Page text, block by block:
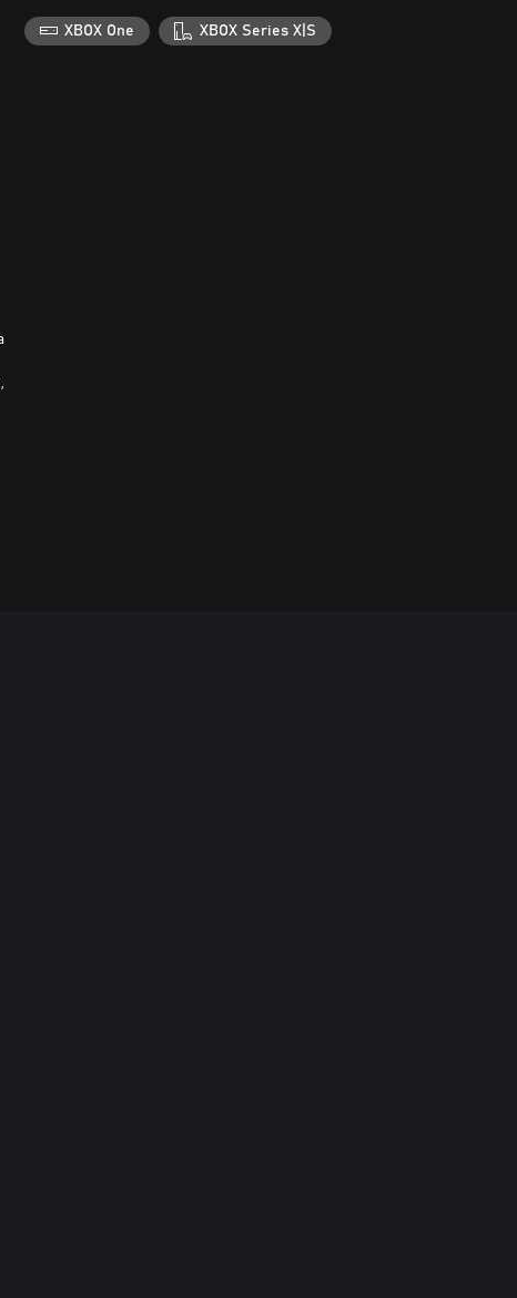
XBOX One XBOX Series X|S